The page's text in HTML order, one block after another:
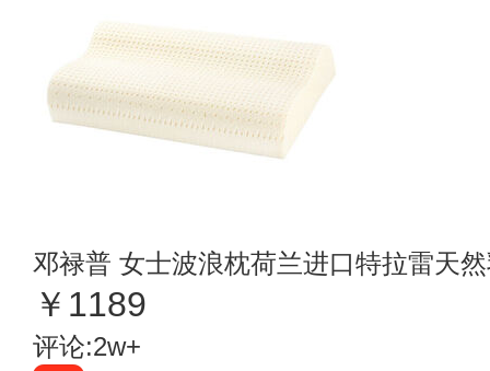
邓禄普 女士波浪枕荷兰进口特拉雷天
￥1189
评论:2w+